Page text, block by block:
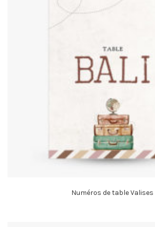
Numéros de table Valises